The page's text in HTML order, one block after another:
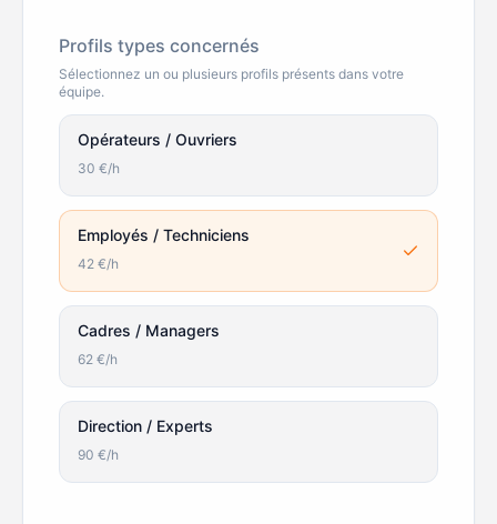
Profils types concernés
Sélectionnez un ou plusieurs profils présents dans votre
équipe.
Opérateurs / Ouvriers
30 €/h
Employés / Techniciens
42 €/h
Cadres / Managers
62 €/h
Direction / Experts
90 €/h